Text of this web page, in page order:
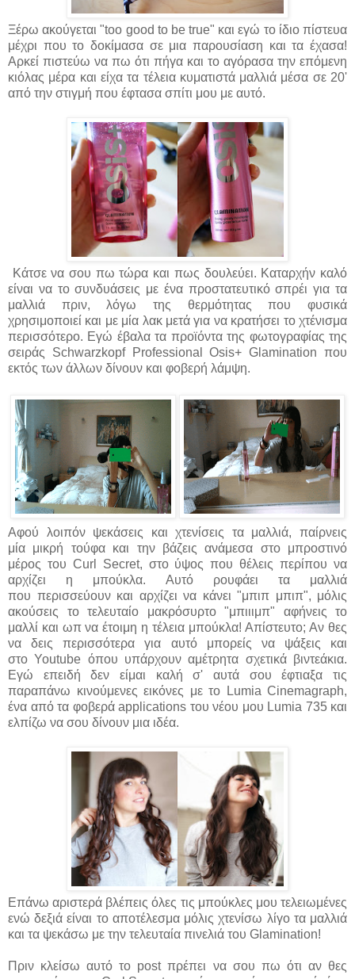
Ξέρω ακούγεται "too good to be true" και εγώ το ίδιο πίστευα
μέχρι που το δοκίμασα σε μια παρουσίαση και τα έχασα!
Αρκεί πιστεύω να πω ότι πήγα και το αγόρασα την επόμενη
κιόλας μέρα και είχα τα τέλεια κυματιστά μαλλιά μέσα σε 20'
από την στιγμή που έφτασα σπίτι μου με αυτό.
Κάτσε να σου πω τώρα και πως δουλεύει. Καταρχήν καλό
είναι να το συνδυάσεις με ένα προστατευτικό σπρέι για τα
μαλλιά πριν, λόγω της θερμότητας που φυσικά
χρησιμοποιεί και με μία λακ μετά για να κρατήσει το χτένισμα
περισσότερο. Εγώ έβαλα τα προϊόντα της φωτογραφίας της
σειράς Schwarzkopf Professional Osis+ Glamination που
εκτός των άλλων δίνουν και φοβερή λάμψη.
Αφού λοιπόν ψεκάσεις και χτενίσεις τα μαλλιά, παίρνεις
μία μικρή τούφα και την βάζεις ανάμεσα στο μπροστινό
μέρος του Curl Secret, στο ύψος που θέλεις περίπου να
αρχίζει η μπούκλα. Αυτό ρουφάει τα μαλλιά
που περισσεύουν και αρχίζει να κάνει "μπιπ μπιπ", μόλις
ακούσεις το τελευταίο μακρόσυρτο "μπιιιμπ" αφήνεις το
μαλλί και ωπ να έτοιμη η τέλεια μπούκλα! Απίστευτο; Αν θες
να δεις περισσότερα για αυτό μπορείς να ψάξεις και
στο Youtube όπου υπάρχουν αμέτρητα σχετικά βιντεάκια.
Εγώ επειδή δεν είμαι καλή σ' αυτά σου έφτιαξα τις
παραπάνω κινούμενες εικόνες με το Lumia Cinemagraph,
ένα από τα φοβερά applications του νέου μου Lumia 735 και
ελπίζω να σου δίνουν μια ιδέα.
Επάνω αριστερά βλέπεις όλες τις μπούκλες μου τελειωμένες
ενώ δεξιά είναι το αποτέλεσμα μόλις χτενίσω λίγο τα μαλλιά
και τα ψεκάσω με την τελευταία πινελιά του Glamination!
Πριν κλείσω αυτό το post πρέπει να σου πω ότι αν θες